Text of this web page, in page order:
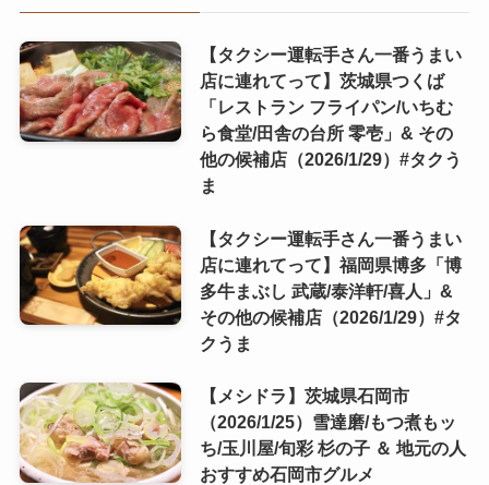
【タクシー運転手さん一番うまい
店に連れてって】茨城県つくば
「レストラン フライパン/いちむ
ら食堂/田舎の台所 零壱」& その
他の候補店（2026/1/29）#タクう
ま
【タクシー運転手さん一番うまい
店に連れてって】福岡県博多「博
多牛まぶし 武蔵/泰洋軒/喜人」&
その他の候補店（2026/1/29）#タ
クうま
【メシドラ】茨城県石岡市
（2026/1/25）雪達磨/もつ煮もッ
ち/玉川屋/旬彩 杉の子 ＆ 地元の人
おすすめ石岡市グルメ